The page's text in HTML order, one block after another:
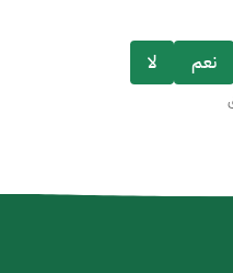
نعم لا